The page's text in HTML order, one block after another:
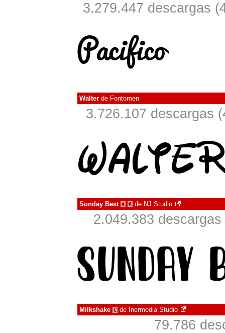
3.279.447 descargas
Walter de Fontomen
3.726.107 descargas
Sunday Best à € de NJ Studio
2.049.383
Milkshake € de Inermedia Studio
79.786